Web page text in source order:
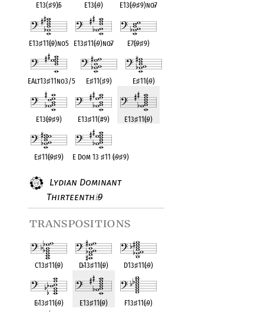
E13(♯9)♭5 E13(♭9) E13(♭9♯9)no♭7
E13♯11(♭9)no5 E13♯11(♭9)no♭7 E7(♭9♯9)
EAlt13♯11no3/5 E♯11(♯9) E♯11(♭9)
E13(♭9♯9) E13♯11(#9) E13♯11(♭9)
E♯11(♭9♯9) E Dom 13♯11 (♭9♯9)
Lydian Dominant
Thirteenth♭9
transpositions
C13♯11(♭9) D♭13♯11(♭9) D13♯11(♭9)
E♭13♯11(♭9) E13♯11(♭9) F13♯11(♭9)